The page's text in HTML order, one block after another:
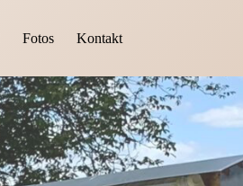
Fotos Kontakt